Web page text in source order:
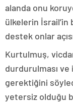
alanda onu
ülkelerin İsrail’in
destek onlar
Kurtulmuş,
durdurulması ve
gerektiğini
yetersiz olduğu